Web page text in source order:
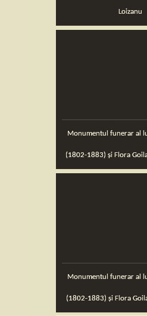
Loizanu
Monumentul funerar al lui Cristea David
(1802-1883) și Flora
Monumentul funerar al lui Cristea David
(1802-1883) și Flora